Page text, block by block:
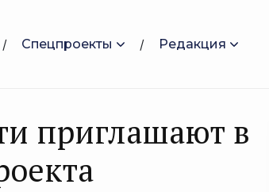
Спецпроекты Редакция
приглашают в